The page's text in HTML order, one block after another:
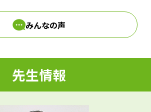
e
o
みんなの声
先生情報